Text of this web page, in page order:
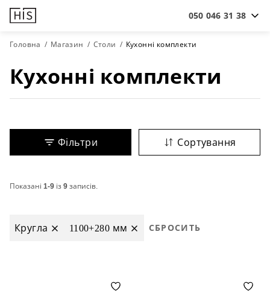
050 046 31 38
Головна Магазин Столи Кухонні комплекти
Кухонні комплекти
Фільтри Сортування
Показані 1-9 із9записів.
Кругла 1100+280 мм СБРОСИТЬ